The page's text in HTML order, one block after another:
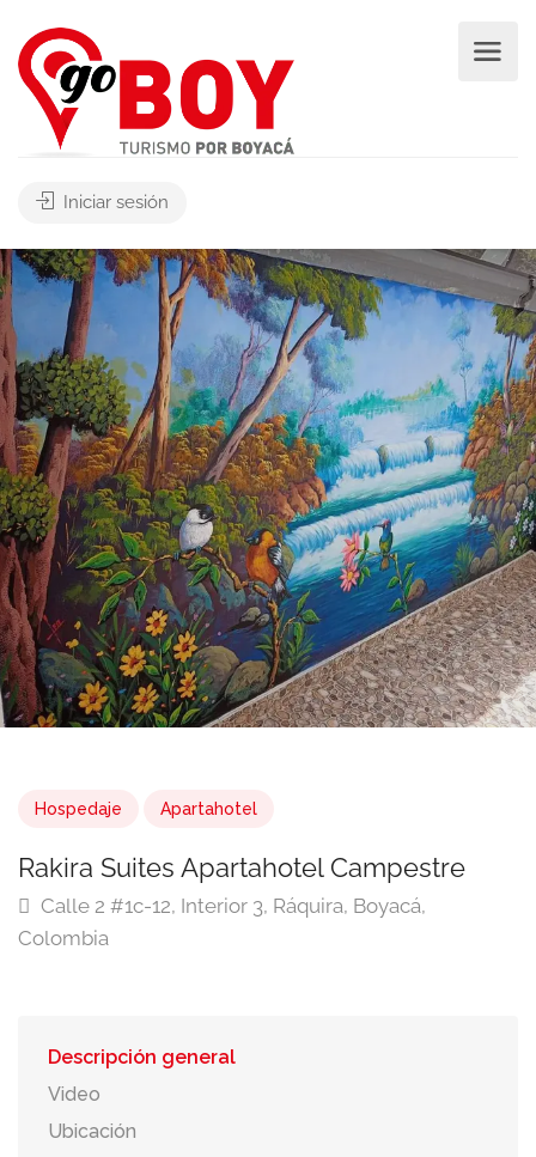
Iniciar sesión
Hospedaje Apartahotel
Rakira Suites Apartahotel Campestre
Calle 2 #1c-12, Interior 3, Ráquira, Boyacá,
Colombia
Descripción general
Video
Ubicación